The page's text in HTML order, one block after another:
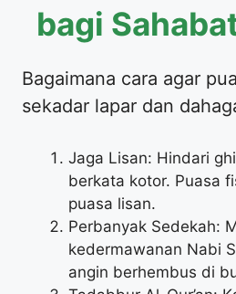
bagi
Bagaimana cara agar
sekadar lapar dan
Jaga Lisan: Hindari
berkata kotor. Puasa
puasa lisan.
Perbanyak Sedekah:
kedermawanan Nabi
angin berhembus di